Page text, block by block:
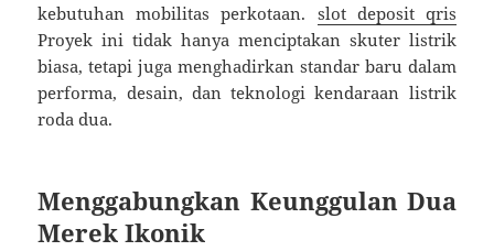
kebutuhan mobilitas perkotaan. slot deposit qris
Proyek ini tidak hanya menciptakan skuter listrik
biasa, tetapi juga menghadirkan standar baru dalam
performa, desain, dan teknologi kendaraan listrik
roda dua.
Menggabungkan Keunggulan Dua
Merek Ikonik